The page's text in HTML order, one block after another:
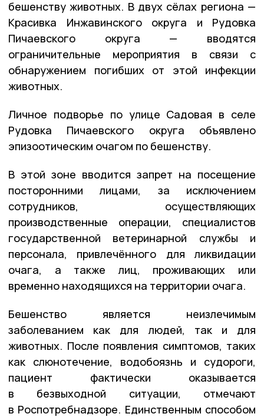
бешенству животных. В двух сёлах региона —
Красивка Инжавинского округа и Рудовка
Пичаевского округа — вводятся
ограничительные мероприятия в связи с
обнаружением погибших от этой инфекции
животных.
Личное подворье по улице Садовая в селе
Рудовка Пичаевского округа объявлено
эпизоотическим очагом по бешенству.
В этой зоне вводится запрет на посещение
посторонними лицами, за исключением
сотрудников, осуществляющих
производственные операции, специалистов
государственной ветеринарной службы и
персонала, привлечённого для ликвидации
очага, а также лиц, проживающих или
временно находящихся на территории очага.
Бешенство является неизлечимым
заболеванием как для людей, так и для
животных. После появления симптомов, таких
как слюнотечение, водобоязнь и судороги,
пациент фактически оказывается
в безвыходной ситуации, отмечают
в Роспотребнадзоре. Единственным способом